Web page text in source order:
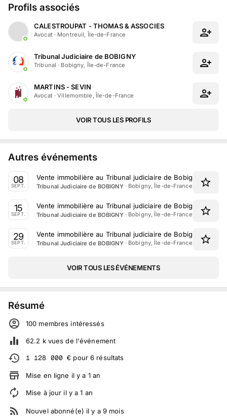
Profils associés
CALESTROUPAT - THOMAS & ASSOCIES
Avocat· Montreuil, Île-de-France
Tribunal Judiciaire de BOBIGNY
Tribunal · Bobigny, Île-de-France
MARTINS - SEVIN
Avocat·Villemomble, Île-de-France
VOIR TOUS LES PROFILS
Autres événements
08
SEPT.
Vente immobilière au Tribunal judiciaire de Bobigny le 8
Tribunal Judiciaire de BOBIGNY· Bobigny, Île-de-France
15
SEPT.
Vente immobilière au Tribunal judiciaire de Bobigny le 15
Tribunal Judiciaire de BOBIGNY· Bobigny, Île-de-France
29
SEPT.
Vente immobilière au Tribunal judiciaire de Bobigny le 29
Tribunal Judiciaire de BOBIGNY· Bobigny, Île-de-France
VOIR TOUS LES ÉVÉNEMENTS
Résumé
100 membres intéressés
62.2 kvues de l'événement
1 128 000 € pour6 résultats
Mise en ligne il y a 1 an
Mise à jour il y a1 an
Nouvel abonné(e) il y a 9 mois